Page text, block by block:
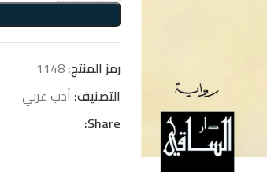
رمز المنتج:1148
التصنيف: أدب عربي
Share: